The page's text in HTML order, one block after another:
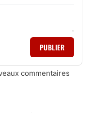
PUBLIER
commentaires